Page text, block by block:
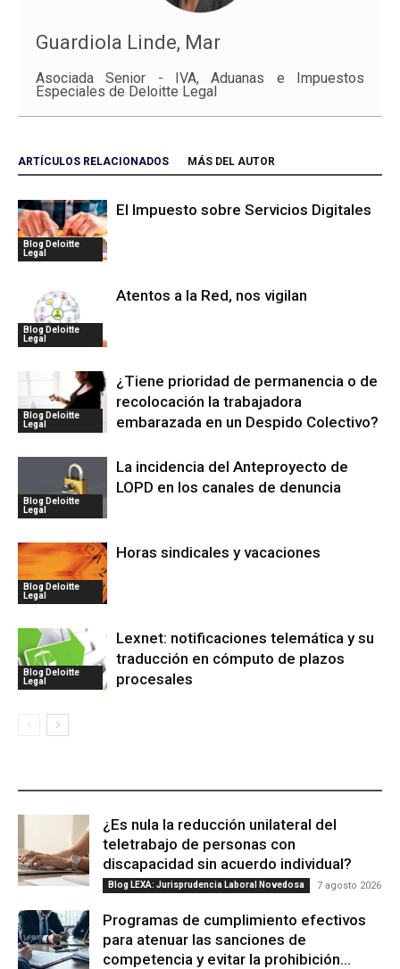
Guardiola Linde, Mar
Asociada Senior - IVA, Aduanas e Impuestos
Especiales de Deloitte Legal
ARTÍCULOS RELACIONADOS MÁS DEL AUTOR
Blog Deloitte
Legal
El Impuesto sobre Servicios Digitales
Blog Deloitte
Legal
Atentos a la Red, nos vigilan
Blog Deloitte
Legal
¿Tiene prioridad de permanencia o de
recolocación la trabajadora
embarazada en un Despido Colectivo?
Blog Deloitte
Legal
La incidencia del Anteproyecto de
LOPD en los canales de denuncia
Blog Deloitte
Legal
Horas sindicales y vacaciones
Blog Deloitte
Legal
Lexnet: notificaciones telemática y su
traducción en cómputo de plazos
procesales
¿Es nula la reducción unilateral del
teletrabajo de personas con
discapacidad sin acuerdo individual?
Blog LEXA: Jurisprudencia Laboral Novedosa 7 agosto 2026
Programas de cumplimiento efectivos
para atenuar las sanciones de
competencia y evitar la prohibición...